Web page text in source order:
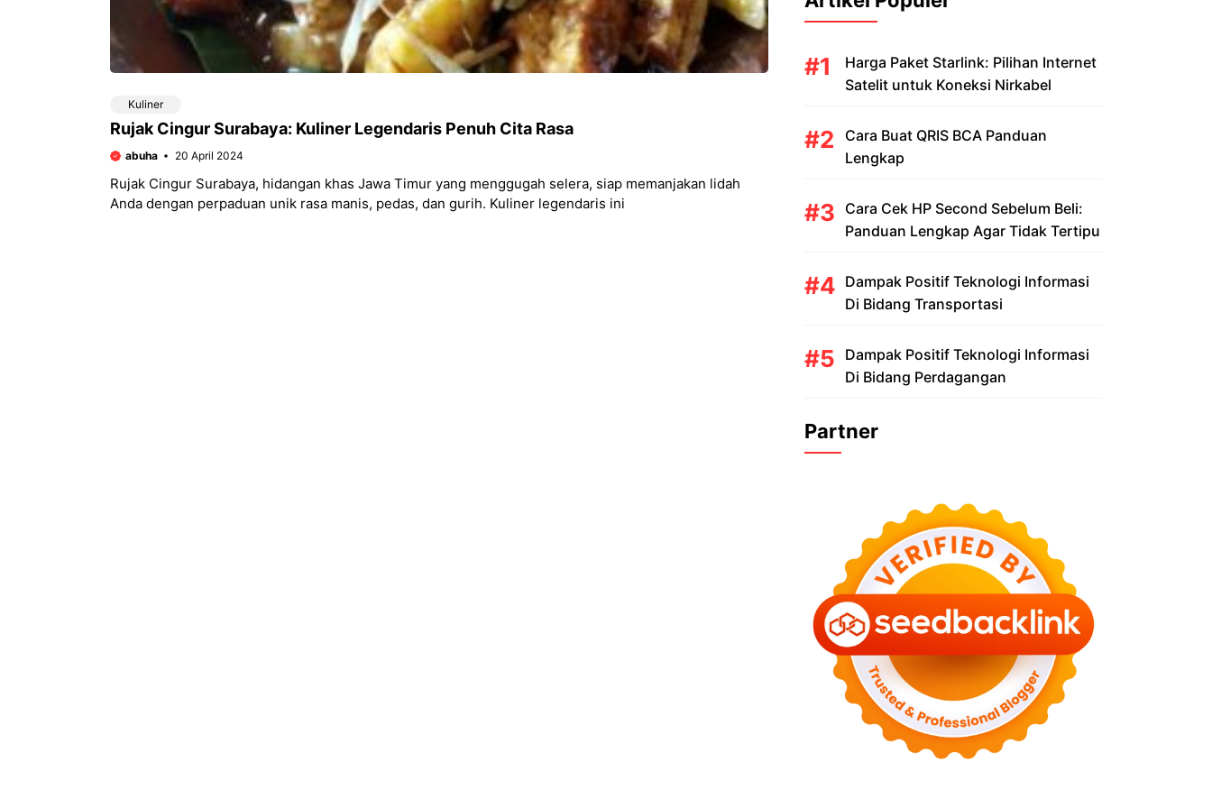
Kuliner
Rujak Cingur Surabaya: Kuliner Legendaris Penuh Cita Rasa
abuha 20 April 2024
Rujak Cingur Surabaya, hidangan khas Jawa Timur yang menggugah selera, siap memanjakan lidah
Anda dengan perpaduan unik rasa manis, pedas, dan gurih. Kuliner legendaris ini
Harga Paket Starlink: Pilihan Internet
Satelit untuk Koneksi Nirkabel
Cara Buat QRIS BCA Panduan
Lengkap
Cara Cek HP Second Sebelum Beli:
Panduan Lengkap Agar Tidak Tertipu
Dampak Positif Teknologi Informasi
Di Bidang Transportasi
Dampak Positif Teknologi Informasi
Di Bidang Perdagangan
Partner